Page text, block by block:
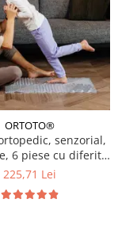
ORTOTO®
senzorial,
6 piese cu diferite
Relaxing Massage,
225,71 Lei